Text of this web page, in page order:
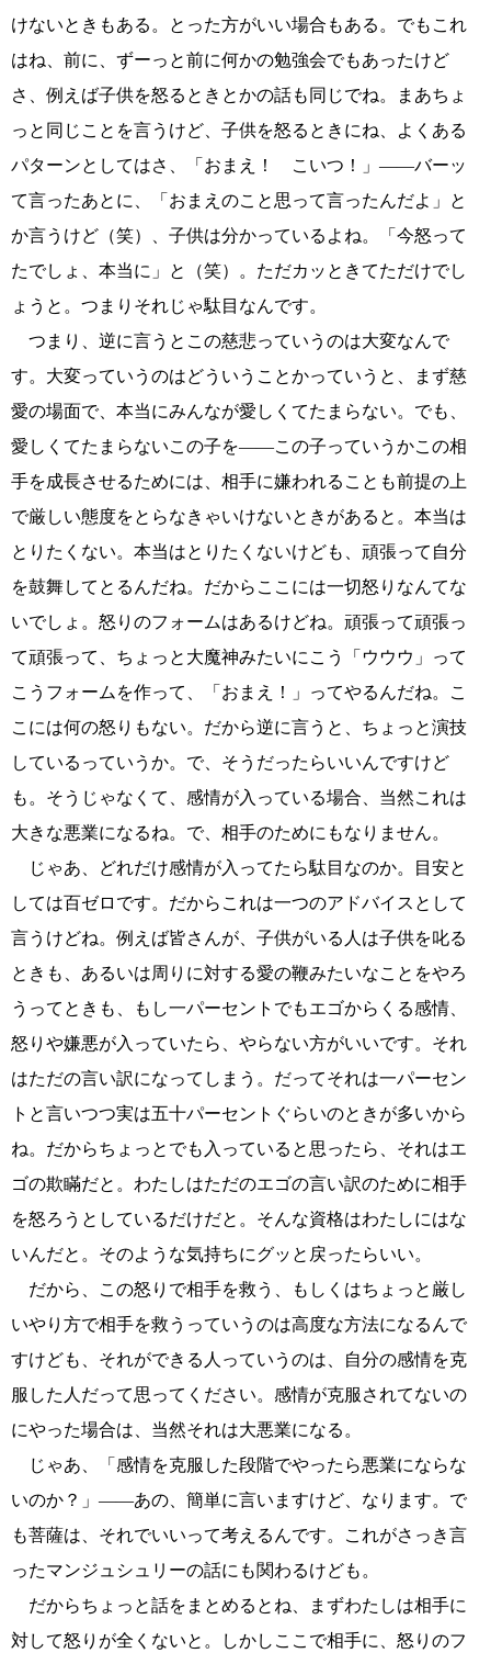
けないときもある。とった方がいい場合もある。でもこれ
はね、前に、ずーっと前に何かの勉強会でもあったけど
さ、例えば子供を怒るときとかの話も同じでね。まあちょ
っと同じことを言うけど、子供を怒るときにね、よくある
パターンとしてはさ、「おまえ！ こいつ！」――バーッ
て言ったあとに、「おまえのこと思って言ったんだよ」と
か言うけど（笑）、子供は分かっているよね。「今怒って
たでしょ、本当に」と（笑）。ただカッときてただけでし
ょうと。つまりそれじゃ駄目なんです。
つまり、逆に言うとこの慈悲っていうのは大変なんで
す。大変っていうのはどういうことかっていうと、まず慈
愛の場面で、本当にみんなが愛しくてたまらない。でも、
愛しくてたまらないこの子を――この子っていうかこの相
手を成長させるためには、相手に嫌われることも前提の上
で厳しい態度をとらなきゃいけないときがあると。本当は
とりたくない。本当はとりたくないけども、頑張って自分
を鼓舞してとるんだね。だからここには一切怒りなんてな
いでしょ。怒りのフォームはあるけどね。頑張って頑張っ
て頑張って、ちょっと大魔神みたいにこう「ウウウ」って
こうフォームを作って、「おまえ！」ってやるんだね。こ
こには何の怒りもない。だから逆に言うと、ちょっと演技
しているっていうか。で、そうだったらいいんですけど
も。そうじゃなくて、感情が入っている場合、当然これは
大きな悪業になるね。で、相手のためにもなりません。
じゃあ、どれだけ感情が入ってたら駄目なのか。目安と
しては百ゼロです。だからこれは一つのアドバイスとして
言うけどね。例えば皆さんが、子供がいる人は子供を叱る
ときも、あるいは周りに対する愛の鞭みたいなことをやろ
うってときも、もし一パーセントでもエゴからくる感情、
怒りや嫌悪が入っていたら、やらない方がいいです。それ
はただの言い訳になってしまう。だってそれは一パーセン
トと言いつつ実は五十パーセントぐらいのときが多いから
ね。だからちょっとでも入っていると思ったら、それはエ
ゴの欺瞞だと。わたしはただのエゴの言い訳のために相手
を怒ろうとしているだけだと。そんな資格はわたしにはな
いんだと。そのような気持ちにグッと戻ったらいい。
だから、この怒りで相手を救う、もしくはちょっと厳し
いやり方で相手を救うっていうのは高度な方法になるんで
すけども、それができる人っていうのは、自分の感情を克
服した人だって思ってください。感情が克服されてないの
にやった場合は、当然それは大悪業になる。
じゃあ、「感情を克服した段階でやったら悪業にならな
いのか？」――あの、簡単に言いますけど、なります。で
も菩薩は、それでいいって考えるんです。これがさっき言
ったマンジュシュリーの話にも関わるけども。
だからちょっと話をまとめるとね、まずわたしは相手に
対して怒りが全くないと。しかしここで相手に、怒りのフ